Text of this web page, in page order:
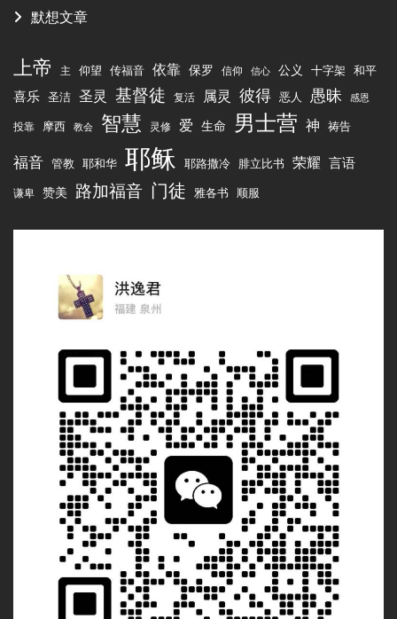
默想文章
上帝 主 仰望 传福音 依靠 保罗 信仰 信心 公义 十字架 和平
喜乐 圣洁 圣灵 基督徒 复活 属灵 彼得 恶人 愚昧 感恩
投靠 摩西 教会 智慧 灵修 爱 生命 男士营 神 祷告
福音 管教 耶和华 耶稣 耶路撒冷 腓立比书 荣耀 言语
谦卑 赞美 路加福音 门徒 雅各书 顺服